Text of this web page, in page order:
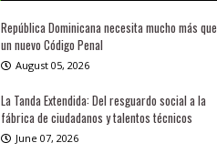
República Dominicana necesita mucho más que
un nuevo Código Penal
August 05, 2026
La Tanda Extendida: Del resguardo social a la
fábrica de ciudadanos y talentos técnicos
June 07, 2026